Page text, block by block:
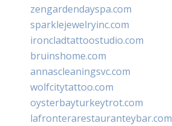
zengardendayspa.com
sparklejewelryinc.com
ironcladtattoostudio.com
bruinshome.com
annascleaningsvc.com
wolfcitytattoo.com
oysterbayturkeytrot.com
lafronterarestauranteybar.com